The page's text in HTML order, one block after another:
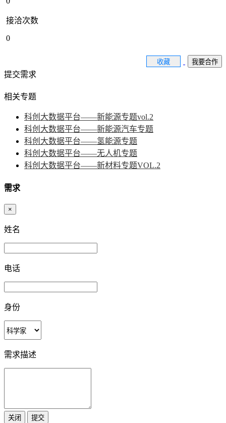
接洽次数
0
收藏 我要合作
提交需求
相关专题
科创大数据平台——新能源专题vol.2
科创大数据平台——新能源汽车专题
科创大数据平台——氢能源专题
科创大数据平台——无人机专题
科创大数据平台——新材料专题VOL.2
需求
×
姓名
电话
身份
需求描述
关闭 提交